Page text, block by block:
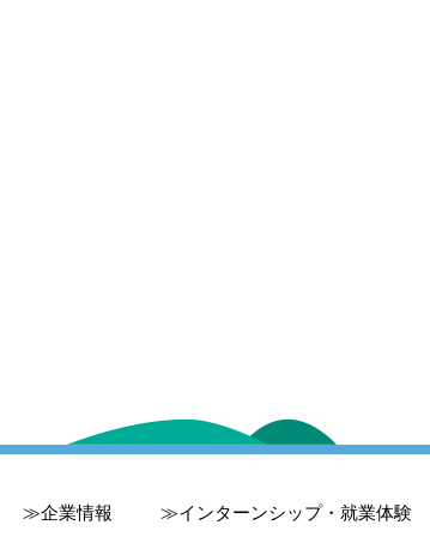
企業情報 インターンシップ・就業体験